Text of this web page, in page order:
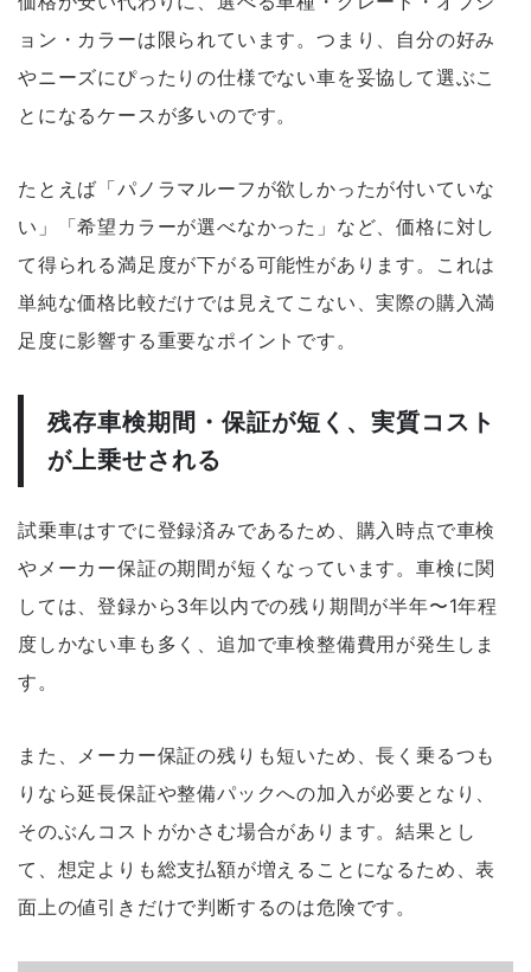
ョン・カラーは限られています。つまり、自分の好み
やニーズにぴったりの仕様でない車を妥協して選ぶこ
とになるケースが多いのです。
たとえば「パノラマルーフが欲しかったが付いていな
い」「希望カラーが選べなかった」など、価格に対し
て得られる満足度が下がる可能性があります。これは
単純な価格比較だけでは見えてこない、実際の購入満
足度に影響する重要なポイントです。
残存車検期間・保証が短く、実質コスト
が上乗せされる
試乗車はすでに登録済みであるため、購入時点で車検
やメーカー保証の期間が短くなっています。車検に関
しては、登録から3年以内での残り期間が半年〜1年程
度しかない車も多く、追加で車検整備費用が発生しま
す。
また、メーカー保証の残りも短いため、長く乗るつも
りなら延長保証や整備パックへの加入が必要となり、
そのぶんコストがかさむ場合があります。結果とし
て、想定よりも総支払額が増えることになるため、表
面上の値引きだけで判断するのは危険です。